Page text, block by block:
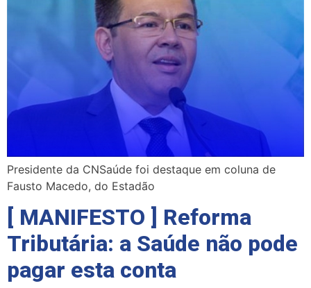
Presidente da CNSaúde foi destaque em coluna de
Fausto Macedo, do Estadão
[ MANIFESTO ] Reforma
Tributária: a Saúde não pode
pagar esta conta